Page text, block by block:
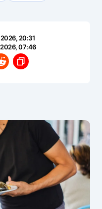
20:31
07:46